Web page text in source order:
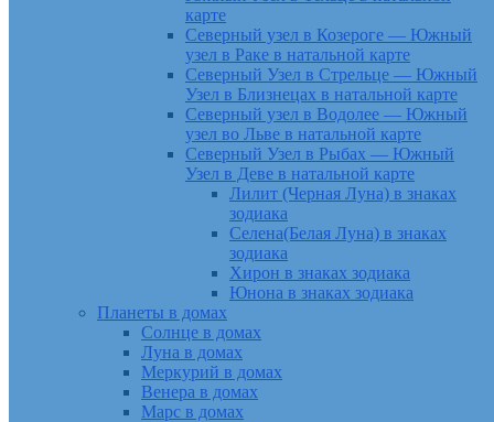
карте
Северный узел в Козероге — Южный
узел в Раке в натальной карте
Северный Узел в Стрельце — Южный
Узел в Близнецах в натальной карте
Северный узел в Водолее — Южный
узел во Льве в натальной карте
Северный Узел в Рыбах — Южный
Узел в Деве в натальной карте
Лилит (Черная Луна) в знаках
зодиака
Селена(Белая Луна) в знаках
зодиака
Хирон в знаках зодиака
Юнона в знаках зодиака
Планеты в домах
Солнце в домах
Луна в домах
Меркурий в домах
Венера в домах
Марс в домах